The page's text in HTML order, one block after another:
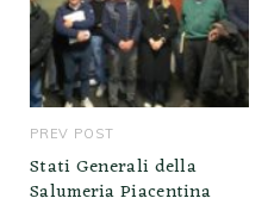
PREV POST
Stati Generali della
Salumeria Piacentina